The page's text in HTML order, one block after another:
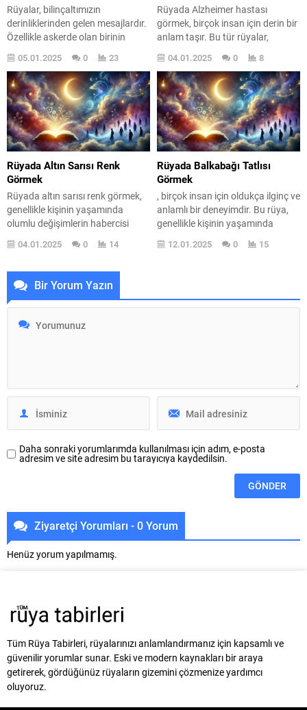
Rüyalar, bilinçaltımızın
derinliklerinden gelen mesajlardır.
Özellikle askerde olan birinin
rüyada görülmesi, birçok farklı
anlam taşıyabilir. Bu tür rüyalar,
kişinin ruh halini, ilişkilerini ve
geleceğe dair beklentilerini
yansıtabilir. Peki, rüyada asker
görmek ne anlama geliyor? İşte
bu sorunun yanıtını bulmak için
derin bir yolculuğa çıkalım.
Rüyada asker görmek, genellikle
kişinin içsel...
05.01.2025 0 23
Rüyada Alzheimer hastası
görmek, birçok insan için derin bir
anlam taşır. Bu tür rüyalar,
genellikle bilinçaltımızda gizli
kalmış kaygıların ve korkuların bir
yansımasıdır. Peki, bu rüyalar
neden bu kadar etkileyici?
Rüyalar, duygusal durumlarımızı,
yaşamımızdaki belirsizlikleri ve
stresleri açığa çıkaran bir pencere
gibidir. Özellikle Alzheimer
hastalığı, unutkanlık ve zihinsel
kayıplarla ilişkilendirildiği...
04.01.2025 0 8
Rüyada Altın Sarısı Renk
Görmek
Rüyada altın sarısı renk görmek,
genellikle kişinin yaşamında
olumlu değişimlerin habercisi
olarak değerlendirilir. Bu rüya,
sadece bir renk değil, aynı
mutluluk simgesidir. Altın sarısı,
güneşin sıcak ışığını, zenginliği ve
parlaklığı temsil eder. Peki, rüyada
bu rengi görmek ne anlama
geliyor? Rüyalar, gizli
04.01.2025 0 14
Rüyada Balkabağı Tatlısı
Görmek
, birçok insan için oldukça ilginç ve
anlamlı bir deneyimdir. Bu rüya,
genellikle kişinin yaşamında
meydana gelecek değişim ve
yeniliklerin habercisi olarak
12.01.2025 0 15
Bir Yorum Yazın
Daha sonraki yorumlarımda kullanılması için adım, e-posta
adresim ve site adresim bu tarayıcıya kaydedilsin.
Ziyaretçi Yorumları - 0 Yorum
Henüz yorum yapılmamış.
Tüm Rüya Tabirleri, rüyalarınızı anlamlandırmanız için kapsamlı ve
güvenilir yorumlar sunar. Eski ve modern kaynakları bir araya
getirerek, gördüğünüz rüyaların gizemini çözmenize yardımcı
oluyoruz.